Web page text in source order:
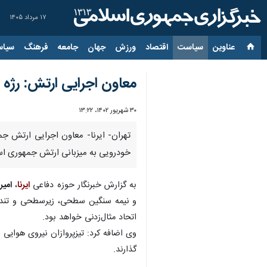
۱۷ مرداد ۱۴۰۵
عناوین‌ سیاست اقتصاد ورزش جهان جامعه فرهنگ
معاون اجرایی ارتش:
۳۰ شهریور ۱۴۰۲، ۱۳:۲۲